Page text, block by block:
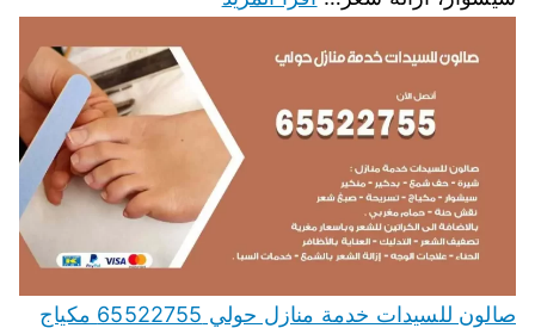
صالون للسيدات خدمة منازل حولي 65522755 مكياج